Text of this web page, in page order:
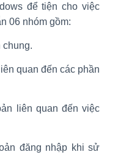
để tiện cho việc
06 nhóm gồm:
quan đến các phần
liên quan đến việc
đăng nhập khi sử